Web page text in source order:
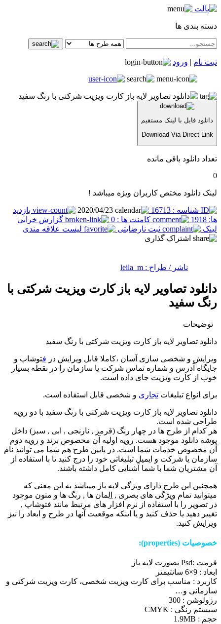
دسته بندی ها
ثبت نام | ورود
دانلود فایل با لینک مستقیم
Download Via Direct Link
تعداد دانلود باقی مانده
0
لینک دانلود مختص کاربران ویژه میباشد !
شناسه : 16713
بازدید
ها: 1918
کامنت ها : 0
گزارش خرابی
لینک
ثبت نارضایتی
لیست علاقه مندی
اشتراک گذاری
ناشر / طراح : leila_m
دانلود تصاویر لایه باز کارت ویزیت شرکتی با
رنگ سفید
توضیحات
دانلود تصاویر لایه باز کارت ویزیت شرکتی با رنگ سفید
ویرایش و شخصی سازی آسان ،کاملا قابل ویرایش در فتوشاپ و
جایگاه آدرس و شماره تماس شرکت یا سازمان را در نقطه بسیار
خوب از کارت ویزیت جای داده است.
برای انواع تبلیغات تجاری و شخصی قابل استفاده است.
دانلود تصاویر لایه باز کارت ویزیت شرکتی با رنگ سفید با دو رویه
طراحی شده است.
هر کدام از طرح ها در چهار رنگ (قرمز , نارنجی , ابی , سبز) داخل
پوشه دانلود موجود هست. رویه اولیه آن مخصوص برند و رویه دوم
آن مخصوص خدمات شما است. در پایین طرح هم شما می توانید نام
سازمان یا شرکت و ایمیل تبلیغاتی خود را درج کنید تا با استفاده از
آن مشتریان شما با شما آشنایی کامل داشته باشند.
همچنین این طرح دارای ویژگی لایه باز میباشد به این معنی که
میتوانید تمام ویژگی های بصری , اِلِمان ها , رنگ ها و متون موجود
در تصویر را با استفاده از نرم افزار های مرتبط مانند فتوشاپ ,
تغییر دهید یا حذف کنید و یا اینکه موقعیت آنها در طرح و ابعاد را نیز
ویرایش کنید.
خصوصیات (properties):
فرمت :Psd بصورت لایه باز
ابعاد : 9×6 سانتیمتر
کاربرد : مناسب برای کارت ویزیت شخصی، کارت ویزیت شرکتی و
سازمانی و…
رزولوشن : 300
سیستم رنگی : CMYK
حجم : 1.9MB